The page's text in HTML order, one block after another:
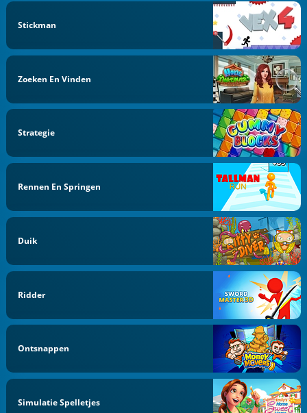
Stickman
Zoeken En Vinden
Strategie
Rennen En Springen
Duik
Ridder
Ontsnappen
Simulatie Spelletjes